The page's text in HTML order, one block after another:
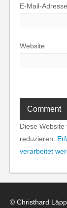
E-Mail-Adresse
Website
Diese
reduzieren.
verarbeitet
© Christhard